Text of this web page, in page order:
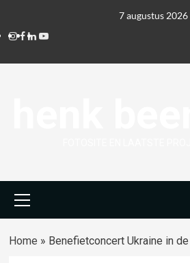
de
7 augustus 2026
Instagram
Facebook
Linkedin
Youtube
menu
Home » Benefietconcert Ukraine in